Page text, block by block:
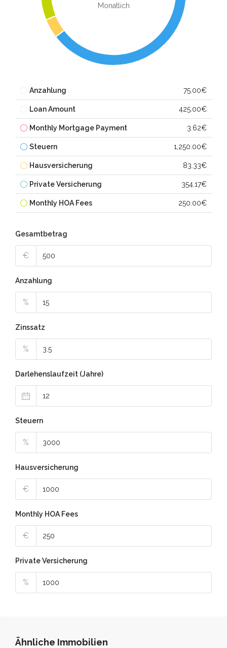
Monatlich
Anzahlung 75.00€
Loan Amount 425.00€
Monthly Mortgage Payment 3.62€
Steuern 1,250.00€
Hausversicherung 83.33€
Private Versicherung 354.17€
Monthly HOA Fees 250.00€
Gesamtbetrag
€
Anzahlung
%
Zinssatz
%
Darlehenslaufzeit (Jahre)
Steuern
%
Hausversicherung
€
Monthly HOA Fees
€
Private Versicherung
%
Ähnliche Immobilien